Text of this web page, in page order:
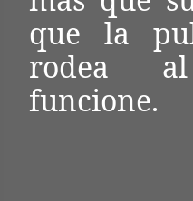
que la
rodea
funcione.